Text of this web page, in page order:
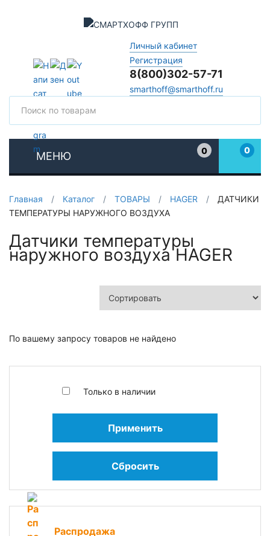
Личный кабинет
Регистрация
8(800)302-57-71
smarthoff@smarthoff.ru
МЕНЮ
0
0
Главная / Каталог / ТОВАРЫ / HAGER /
ДАТЧИКИ
ТЕМПЕРАТУРЫ НАРУЖНОГО ВОЗДУХА
Только в наличии
Применить
Сбросить
Распродажа
Датчики температуры
наружного воздуха HAGER
По вашему запросу товаров не найдено